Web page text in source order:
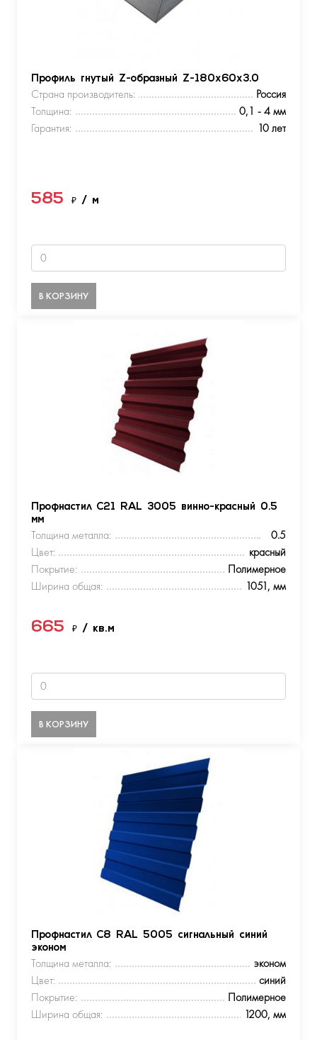
Профиль гнутый Z-образный Z-180х60х3.0
Страна производитель:
Россия
Толщина:
0,1 - 4 мм
Гарантия:
10 лет
585 ₽ / м
В КОРЗИНУ
Профнастил С21 RAL 3005 винно-красный 0.5
мм
Толщина металла:
0.5
Цвет:
красный
Покрытие:
Полимерное
Ширина общая:
1051, мм
665 ₽ / кв.м
В КОРЗИНУ
Профнастил С8 RAL 5005 сигнальный синий
эконом
Толщина металла:
эконом
Цвет:
синий
Покрытие:
Полимерное
Ширина общая:
1200, мм